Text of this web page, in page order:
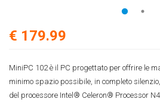
€ 179.99
MiniPC 102 è il PC progettato per offrire le
minimo spazio possibile, in completo
del processore Intel® Celeron® Processor